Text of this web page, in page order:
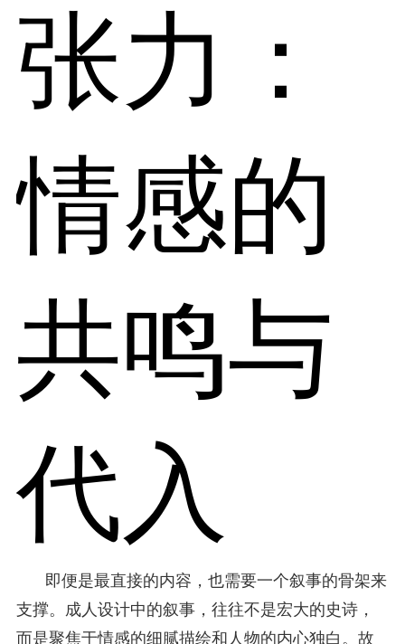
张力：
情感的
共鸣与
代入
即便是最直接的内容，也需要一个叙事的骨架来
支撑。成人设计中的叙事，往往不是宏大的史诗，
而是聚焦于情感的细腻描绘和人物的内心独白。故